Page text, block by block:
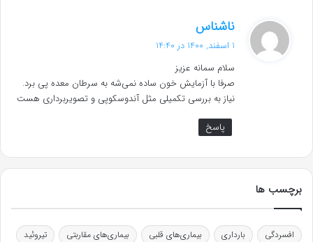
ناشناس
ف
:
1 اسفند, 1400 در 14:40
سلام سمانه عزیز
صرفا با آزمایش خون ساده نمی‌شه به سرطان معده پی برد.
نیاز به بررسی تکمیلی مثل آندوسکوپی و تصویربرداری هست
پاسخ
برچسب ها
افسردگی بارداری بیماری‌های قلبی بیماری‌های مقاربتی
تیروئید